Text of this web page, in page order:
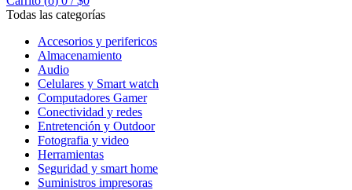
Todas las categorías
Accesorios y perifericos
Almacenamiento
Audio
Celulares y Smart watch
Computadores Gamer
Conectividad y redes
Entretención y Outdoor
Fotografia y video
Herramientas
Seguridad y smart home
Suministros impresoras